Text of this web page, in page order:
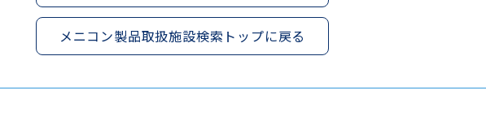
メニコン製品取扱施設検索トップに戻る